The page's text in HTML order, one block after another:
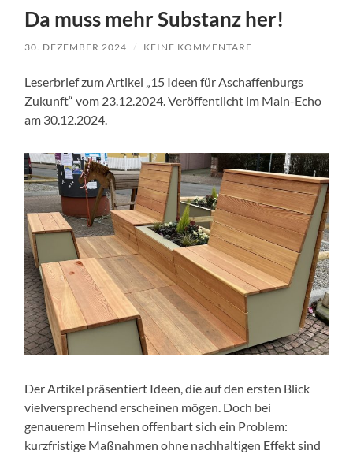
Da muss mehr Substanz her!
30. DEZEMBER 2024 / KEINE KOMMENTARE
Leserbrief zum Artikel „15 Ideen für Aschaffenburgs
Zukunft“ vom 23.12.2024. Veröffentlicht im Main-Echo
am 30.12.2024.
Der Artikel präsentiert Ideen, die auf den ersten Blick
vielversprechend erscheinen mögen. Doch bei
genauerem Hinsehen offenbart sich ein Problem:
kurzfristige Maßnahmen ohne nachhaltigen Effekt sind